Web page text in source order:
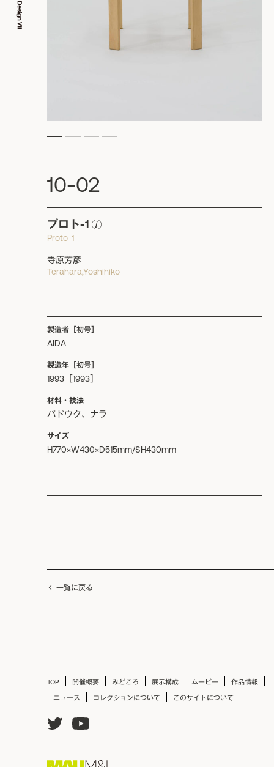
10-02
プロト-1
Proto-1
寺原芳彦
Terahara,Yoshihiko
製造者［初号］
AIDA
製造年［初号］
1993［1993］
材料・技法
パドウク、ナラ
サイズ
H770×W430×D515mm/SH430mm
一覧に戻る
TOP 開催概要 みどころ 展示構成 ムービー 作品情報
ニュース コレクションについて このサイトについて